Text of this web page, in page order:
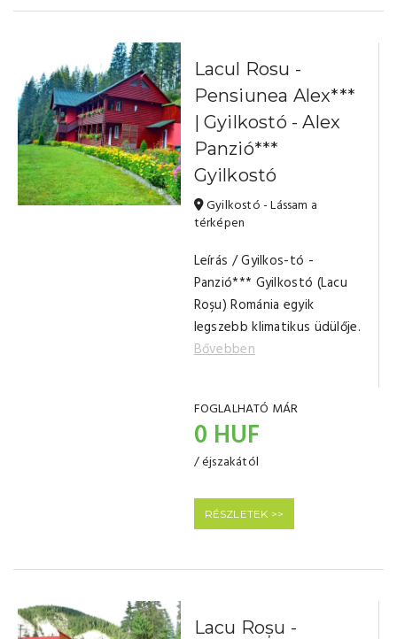
Lacul Rosu -
Pensiunea Alex***
| Gyilkostó - Alex
Panzió***
Gyilkostó
Gyilkostó - Lássam a
térképen
Leírás / Gyilkos-tó -
Panzió*** Gyilkostó (Lacu
Roşu) Románia egyik
legszebb klimatikus üdülője.
Bővebben
FOGLALHATÓ MÁR
0 HUF
/ éjszakától
RÉSZLETEK >>
Lacu Roșu -